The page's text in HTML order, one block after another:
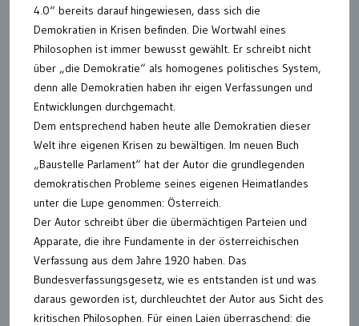
4.0“ bereits darauf hingewiesen, dass sich die
Demokratien in Krisen befinden. Die Wortwahl eines
Philosophen ist immer bewusst gewählt. Er schreibt nicht
über „die Demokratie“ als homogenes politisches System,
denn alle Demokratien haben ihr eigen Verfassungen und
Entwicklungen durchgemacht.
Dem entsprechend haben heute alle Demokratien dieser
Welt ihre eigenen Krisen zu bewältigen. Im neuen Buch
„Baustelle Parlament“ hat der Autor die grundlegenden
demokratischen Probleme seines eigenen Heimatlandes
unter die Lupe genommen: Österreich.
Der Autor schreibt über die übermächtigen Parteien und
Apparate, die ihre Fundamente in der österreichischen
Verfassung aus dem Jahre 1920 haben. Das
Bundesverfassungsgesetz, wie es entstanden ist und was
daraus geworden ist, durchleuchtet der Autor aus Sicht des
kritischen Philosophen. Für einen Laien überraschend: die